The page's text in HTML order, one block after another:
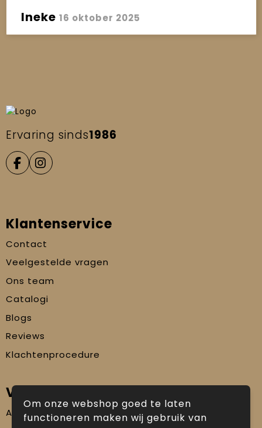
Ineke 16 oktober 2025
Ervaring sinds1986
Klantenservice
Contact
Veelgestelde vragen
Ons team
Catalogi
Blogs
Reviews
Klachtenprocedure
Veilig winkelen
Algemene voorwaarden
Om onze webshop goed te laten
functioneren maken wij gebruik van